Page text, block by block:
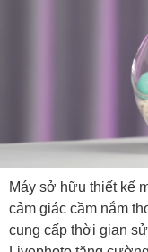
Máy sở hữu thiết kế
cảm giác cầm nắm
cung cấp thời gian